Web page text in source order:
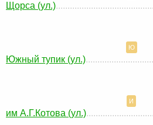
Щорса (ул.)
Ю
Южный тупик (ул.)
И
им А.Г.Котова (ул.)